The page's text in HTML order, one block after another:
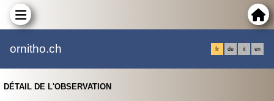
ornitho.ch fr de it en
DÉTAIL DE L'OBSERVATION